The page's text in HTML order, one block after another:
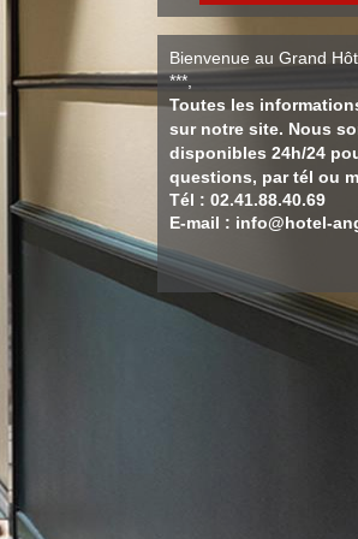
Bienvenue au Grand
***,
Toutes les
sur notre site. Nous
disponibles 24h/24
questions, par tél ou
Tél : 02.41.88.40.69
E-mail : info@hotel-